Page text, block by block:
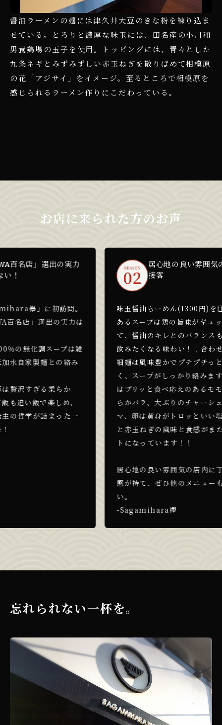
醤油ラーメンの麺には津久井大豆のきな粉を練り込ま
せている。とろりと濃厚な味玉には、田名産の小川和
男養鶏場の玉子を使用。トッピングには、青々とした
九条ネギとみずみずしい赤玉ねぎを散りばめて相模原
の花「アジサイ」をイメージ。至るところで相模原を
感じられるラーメン作りにこだわっている。
お店に来られた方のお声
選出の実力
に初訪問。
出の実力は
調スープは雑
麺との絡み
る柔らか
で楽しめ、
詰まった一
居心地の良い雰囲気の店内に
接客
味玉醤油らーめん(1300円)を注文🍴透
あるスープは鶏の旨味がギュッと詰まっ
て、醤油のキレとのバランスもよくど
飲みたくなる味わい！！合わせる自家製
細麺は風味豊かでプチプチっと歯切れが
く、スープがしっかり絡みます。トッピ
はプリッと食べ応えのあるモモ、とろっ
らかバラ、大ぶりのチャーシュー2種に
マ、卵は黄身がトロッといい塩梅、九条
と赤玉ねぎの風味と食感がまたよいア
トになっています！！
居心地の良い雰囲気の店内に丁寧な接
感が持て、ぜひ他のメニューも食べてみ
-Sagamihara欅
忘れられない一杯を。